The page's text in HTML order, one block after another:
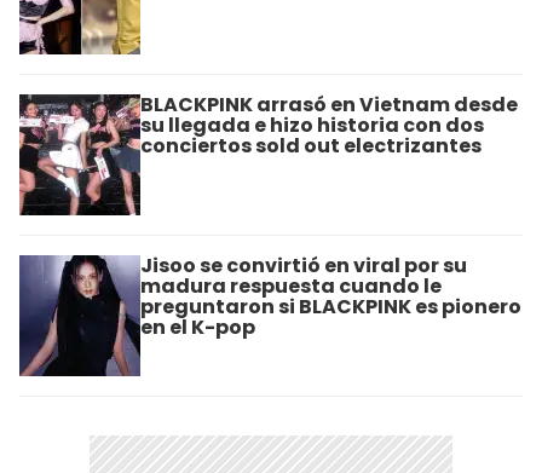
BLACKPINK arrasó en Vietnam desde
su llegada e hizo historia con dos
conciertos sold out electrizantes
Jisoo se convirtió en viral por su
madura respuesta cuando le
preguntaron si BLACKPINK es pionero
en el K-pop